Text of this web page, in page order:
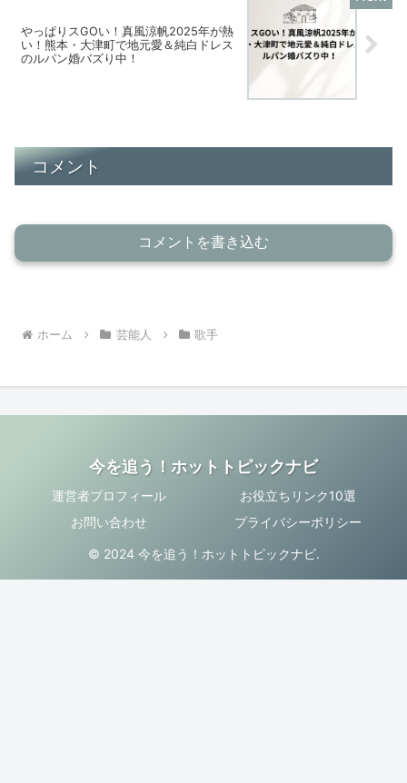
やっぱりスGOい！真風涼帆2025年が熱
い！熊本・大津町で地元愛＆純白ドレス
のルパン婚バズり中！
コメント
コメントを書き込む
ホーム 芸能人 歌手
今を追う！ホットトピックナビ
運営者プロフィール
お役立ちリンク10選
お問い合わせ
プライバシーポリシー
© 2024 今を追う！ホットトピックナビ.